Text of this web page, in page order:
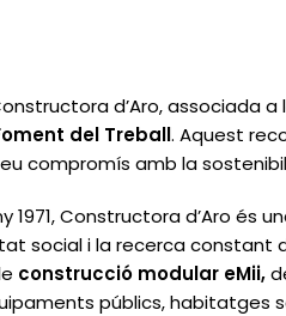
d’Aro, associada
del Treball. Aquest
compromís amb la
1971, Constructora d’Aro
social i la recerca constant
construcció modular eMii,
públics, habitatges